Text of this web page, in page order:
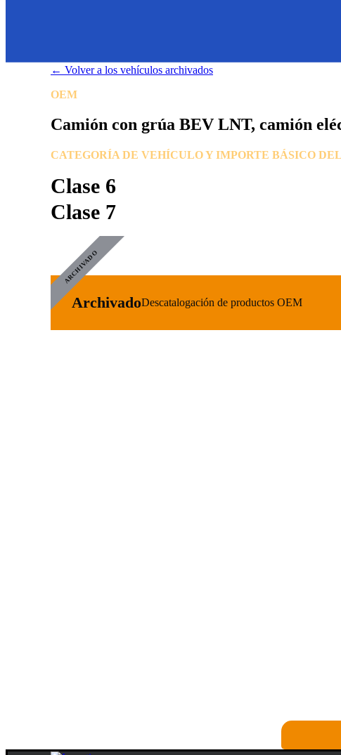
← Volver a los vehículos archivados
OEM
Camión con grúa BEV LNT, camión
CATEGORÍA DE VEHÍCULO Y IMPORTE BÁSICO
Clase 6
Clase 7
ARCHIVADO
ArchivadoDescatalogación de productos OEM